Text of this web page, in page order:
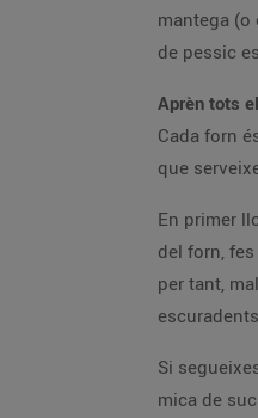
mantega (o
de pessic
Aprèn tots
Cada forn
que
En primer
del forn,
per tant,
Si
mica de